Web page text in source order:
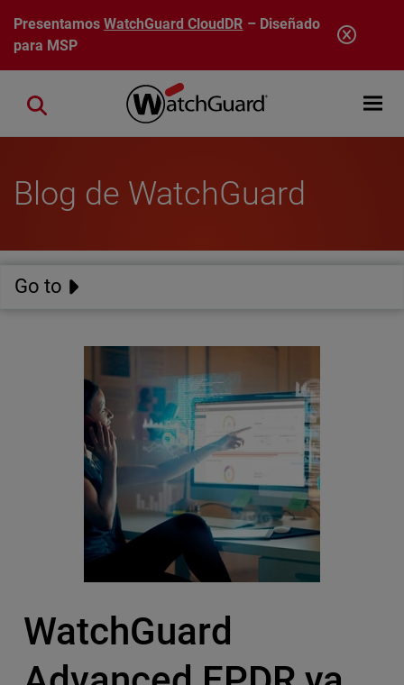
Pasar al contenido principal
PresentamosWatchGuard CloudDR – Diseñado
para MSP
Open
Close search
Blog de WatchGuard
Go to
WatchGuard